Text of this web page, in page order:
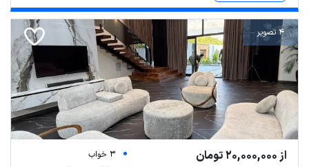
4 تصویر
از 20,000,000 تومان
3 خواب